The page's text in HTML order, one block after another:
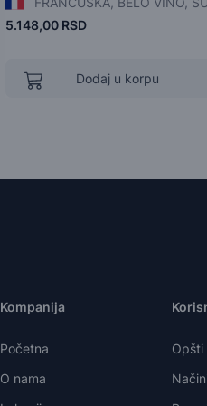
5.148,00 RSD
Dodaj u korpu
Kompanija
Početna
O nama
Opšti